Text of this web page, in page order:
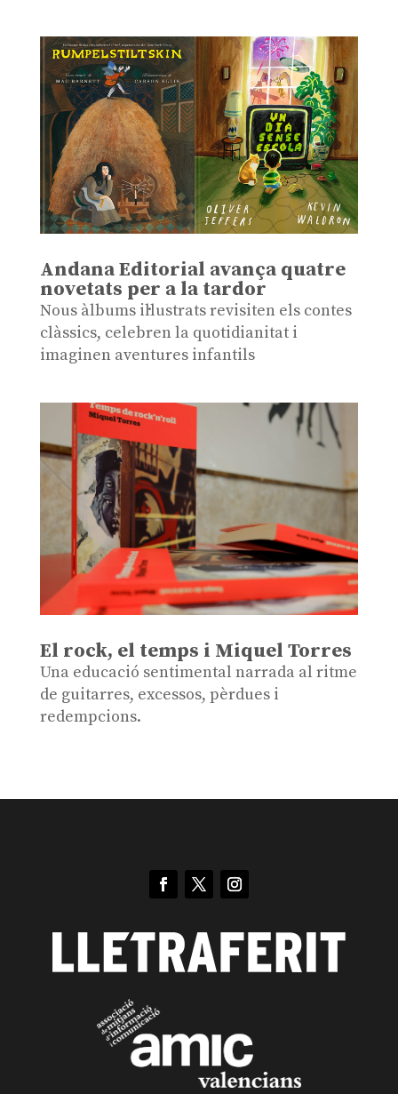
Andana Editorial avança quatre
novetats per a la tardor
Nous àlbums il·lustrats revisiten els contes
clàssics, celebren la quotidianitat i
imaginen aventures infantils
El rock, el temps i Miquel Torres
Una educació sentimental narrada al ritme
de guitarres, excessos, pèrdues i
redempcions.